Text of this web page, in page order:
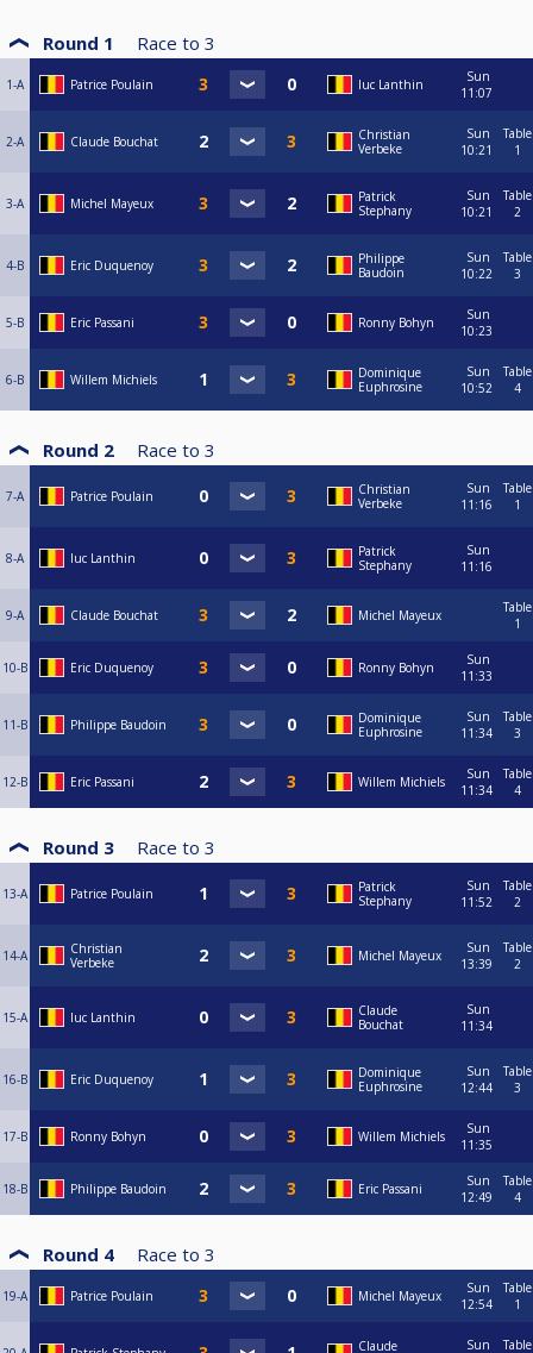
Round 1 Race to 3
1-A Patrice Poulain luc Lanthin
Sun
11:07
2-A Claude Bouchat
Christian
Verbeke
Sun
10:21
Table
1
3-A Michel Mayeux
Patrick
Stephany
Sun
10:21
Table
2
4-B Eric Duquenoy
Philippe
Baudoin
Sun
10:22
Table
3
5-B Eric Passani Ronny Bohyn
Sun
10:23
6-B Willem Michiels
Dominique
Euphrosine
Sun
10:52
Table
4
Round 2 Race to 3
7-A Patrice Poulain
Christian
Verbeke
Sun
11:16
Table
1
8-A luc Lanthin
Patrick
Stephany
Sun
11:16
9-A Claude Bouchat Michel Mayeux
Table
1
10-B Eric Duquenoy Ronny Bohyn
Sun
11:33
11-B Philippe Baudoin
Dominique
Euphrosine
Sun
11:34
Table
3
12-B Eric Passani Willem Michiels
Sun
11:34
Table
4
Round 3 Race to 3
13-A Patrice Poulain
Patrick
Stephany
Sun
11:52
Table
2
14-A
Christian
Verbeke
Michel Mayeux
Sun
13:39
Table
2
15-A luc Lanthin
Claude
Bouchat
Sun
11:34
16-B Eric Duquenoy
Dominique
Euphrosine
Sun
12:44
Table
3
17-B Ronny Bohyn Willem Michiels
Sun
11:35
18-B Philippe Baudoin Eric Passani
Sun
12:49
Table
4
Round 4 Race to 3
19-A Patrice Poulain Michel Mayeux
Sun
12:54
Table
1
Claude
Sun
Table